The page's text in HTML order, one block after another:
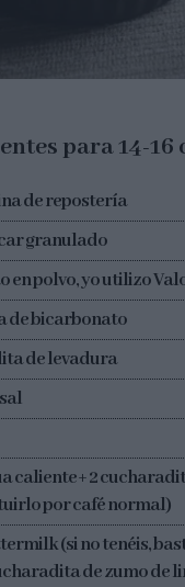
para 14-16
de repostería
granulado
en polvo, yo utilizo
de bicarbonato
de levadura
caliente + 2
por café normal)
(si no tenéis,
de zumo de